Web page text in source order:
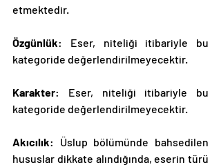
etmektedir.
Özgünlük: Eser, niteliği itibariyle bu
kategoride değerlendirilmeyecektir.
Karakter: Eser, niteliği itibariyle bu
kategoride değerlendirilmeyecektir.
Akıcılık: Üslup bölümünde bahsedilen
hususlar dikkate alındığında, eserin türü